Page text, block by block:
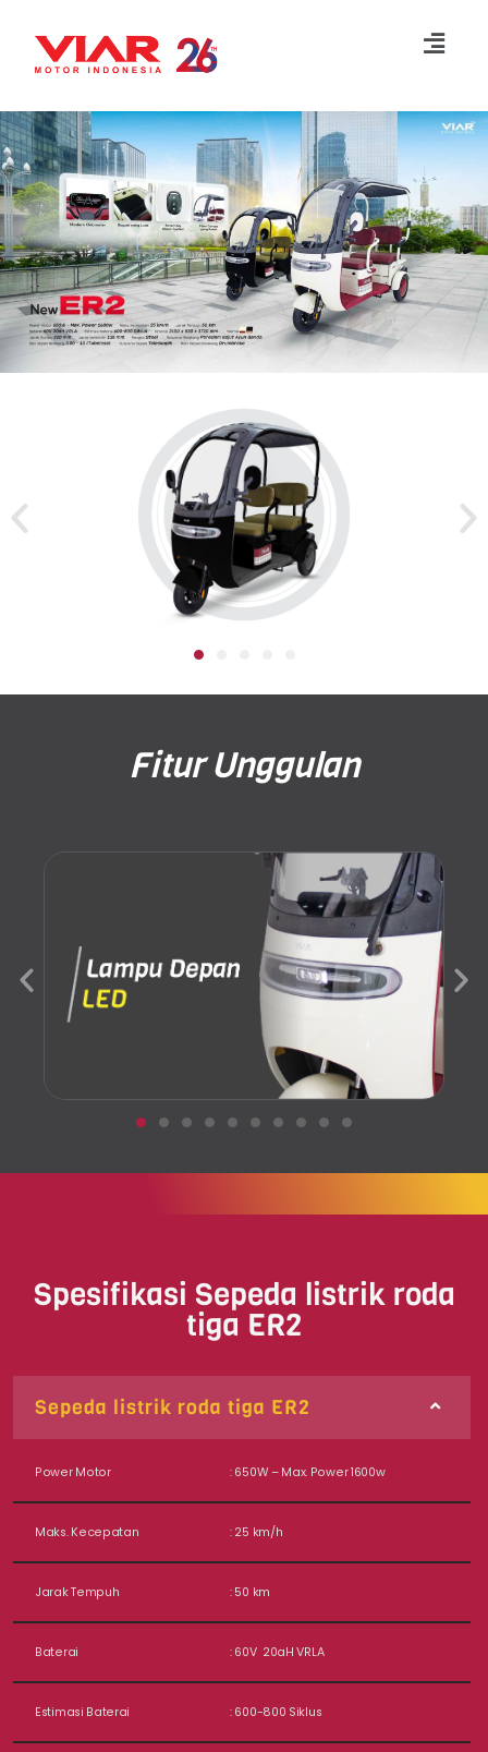
Lompat
konten
Fitur Unggulan
Spesifikasi Sepeda listrik roda
tiga ER2
Sepeda listrik roda tiga ER2
Power Motor : 650W – Max. Power 1600w
Maks. Kecepatan : 25 km/h
Jarak Tempuh : 50 km
Baterai : 60V 20aH VRLA
Estimasi Baterai : 600-800 Siklus